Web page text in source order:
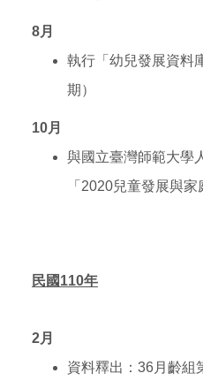
8月
執行「幼兒發展資料
期）
10月
與國立臺灣師範大學
「2020兒童發展與家
民國110年
2月
資料釋出：36月齡組